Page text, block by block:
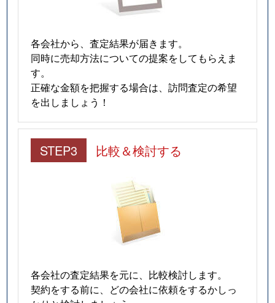
各会社から、査定結果が届きます。
同時に売却方法についての提案をしてもらえま
す。
正確な金額を把握する場合は、訪問査定の希望
を出しましょう！
STEP3 比較＆検討する
各会社の査定結果を元に、比較検討します。
契約をする前に、どの会社に依頼をするかしっ